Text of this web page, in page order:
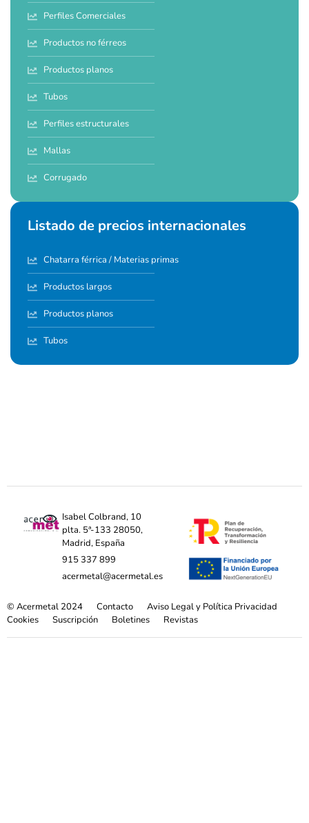
Perfiles Comerciales
Productos no férreos
Productos planos
Tubos
Perfiles estructurales
Mallas
Corrugado
Listado de precios internacionales
Chatarra férrica / Materias primas
Productos largos
Productos planos
Tubos
Isabel Colbrand, 10
plta. 5ª-133 28050,
Madrid, España
915 337 899
acermetal@acermetal.es
© Acermetal 2024 Contacto
Aviso Legal y Política Privacidad
Cookies
Suscripción Boletines Revistas